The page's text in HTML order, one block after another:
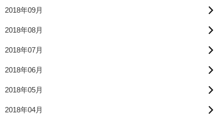
2018年09月
2018年08月
2018年07月
2018年06月
2018年05月
2018年04月